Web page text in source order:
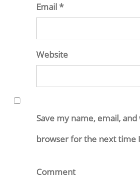
Email *
Website
Save my name, email,
browser for the next time
Comment